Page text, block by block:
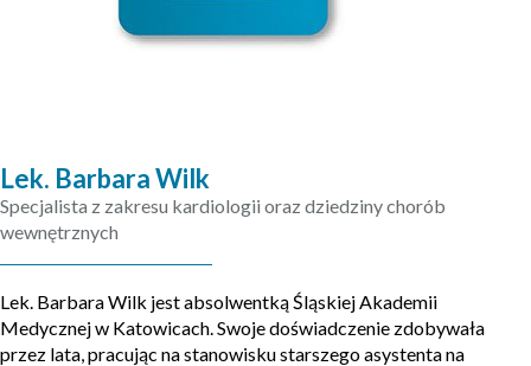
Lek. Barbara Wilk
Specjalista z zakresu kardiologii oraz dziedziny chorób
wewnętrznych
Lek. Barbara Wilk jest absolwentką Śląskiej Akademii
Medycznej w Katowicach. Swoje doświadczenie zdobywała
przez lata, pracując na stanowisku starszego asystenta na